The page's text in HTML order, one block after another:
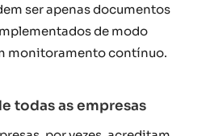
ser apenas documentos
de modo
monitoramento contínuo.
todas as empresas